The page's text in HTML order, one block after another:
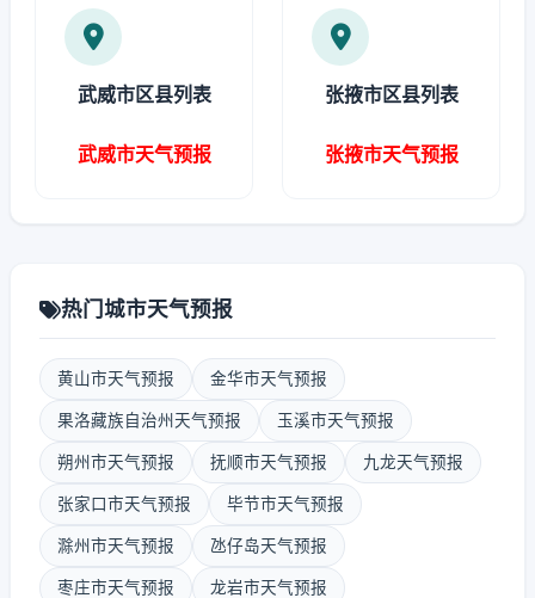
武威市区县列表
武威市天气预报
张掖市区县列表
张掖市天气预报
热门城市天气预报
黄山市天气预报 金华市天气预报
果洛藏族自治州天气预报 玉溪市天气预报
朔州市天气预报 抚顺市天气预报 九龙天气预报
张家口市天气预报 毕节市天气预报
滁州市天气预报 氹仔岛天气预报
枣庄市天气预报 龙岩市天气预报